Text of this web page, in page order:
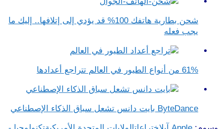
شحن بطارية هاتفك 100% قد يؤدي إلى إتلافها.. إليك ما
يجب فعله
61% من أنواع الطيور في العالم تتراجع أعدادها
ByteDance بايت دانس تشعل سباق الذكاء الإصطناعي